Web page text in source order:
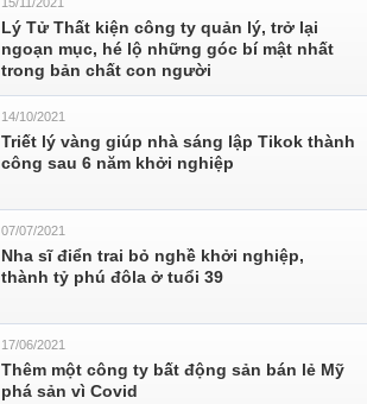
Lý Tử Thất kiện công ty quản lý, trở lại
ngoạn mục, hé lộ những góc bí mật nhất
trong bản chất con người
14/10/2021
Triết lý vàng giúp nhà sáng lập Tikok thành
công sau 6 năm khởi nghiệp
07/07/2021
Nha sĩ điển trai bỏ nghề khởi nghiệp,
thành tỷ phú đôla ở tuổi 39
17/06/2021
Thêm một công ty bất động sản bán lẻ Mỹ
phá sản vì Covid